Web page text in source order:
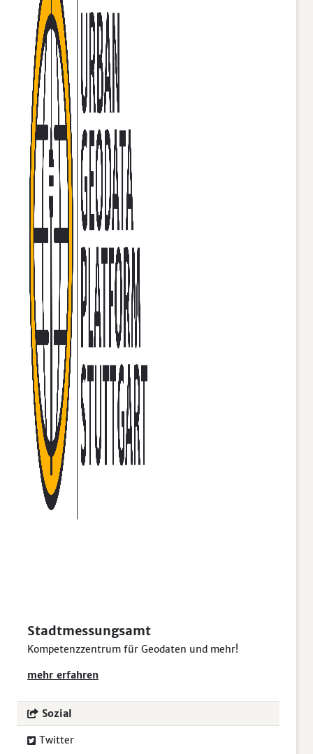
Stadtmessungsamt
Kompetenzzentrum für Geodaten und mehr!
mehr erfahren
Sozial
Twitter